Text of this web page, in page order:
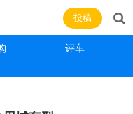
评车
投稿